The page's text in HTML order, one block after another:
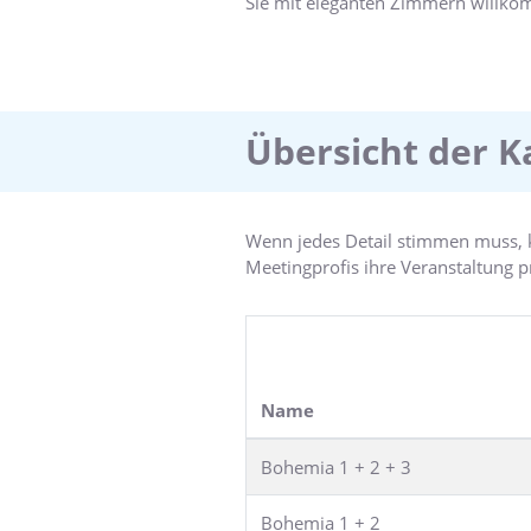
Veranstaltungseinrichtungen
internationalen Weine sowie
italienischen Espresso und
Übersicht der
Wenn jedes Detail stimmen
Meetingprofis ihre Veranstaltung
Name
Bohemia 1 + 2 + 3
Bohemia 1 + 2